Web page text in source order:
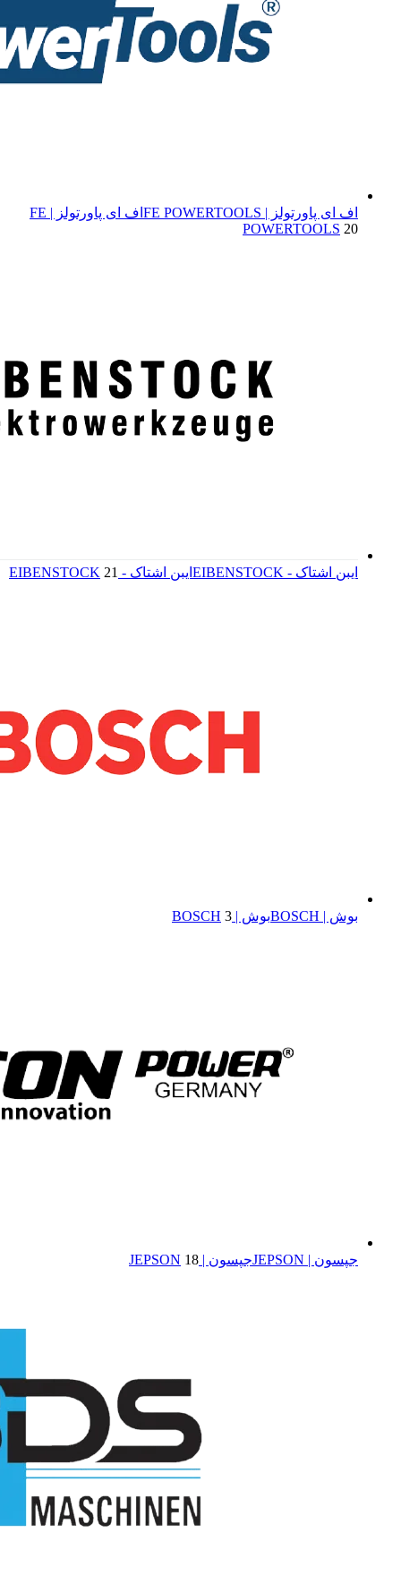
اف ای پاورتولز | FE POWERTOOLS
اف ای پاورتولز | FE
POWERTOOLS 20
ایبن اشتاک - EIBENSTOCK ایبن اشتاک - EIBENSTOCK 21
بوش | BOSCH بوش | BOSCH 3
جپسون | JEPSON جپسون | JEPSON 18